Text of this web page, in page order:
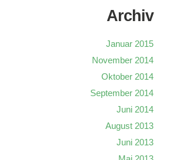
Archiv
Januar 2015
November 2014
Oktober 2014
September 2014
Juni 2014
August 2013
Juni 2013